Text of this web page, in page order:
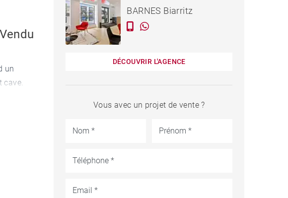
Vendu
un
BARNES Biarritz
DÉCOUVRIR L'AGENCE
Vous avec un projet de vente ?